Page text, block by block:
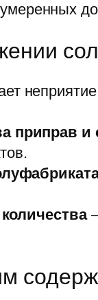
неприятие
приправ и